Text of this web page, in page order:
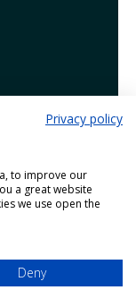
Privacy policy
to improve our
a great website
we use open the
Deny